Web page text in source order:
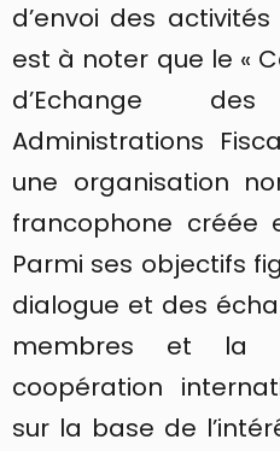
d’envoi des
est à noter que le «
d’Echange
Administrations
une organisation
francophone créée
Parmi ses objectifs
dialogue et des
membres et la
coopération
sur la base de